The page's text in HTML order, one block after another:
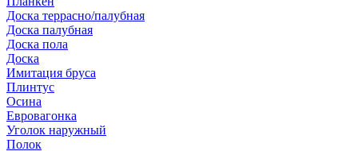
Доска террасно/палубная
Доска палубная
Доска пола
Доска
Имитация бруса
Плинтус
Осина
Евровагонка
Уголок наружный
Полок